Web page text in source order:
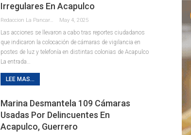
Irregulares En Acapulco
May 4, 2025
Las acciones se llevaron a cabo tras reportes ciudadanos
que indicaron la colocación de cámaras de vigilancia en
postes de luz y telefonía en distintas colonias de Acapulco
La entrada…
LEE MAS...
Marina Desmantela 109 Cámaras
Usadas Por Delincuentes En
Acapulco, Guerrero